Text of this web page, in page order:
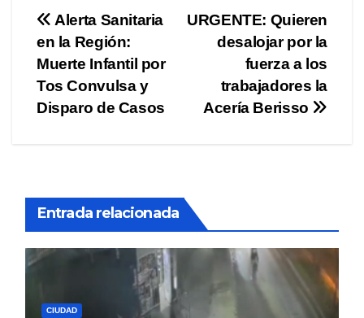
Navegación
de
entradas
URGENTE: Quieren
desalojar por la
fuerza a los
trabajadores la
Acería Berisso
Alerta Sanitaria
en la Región:
Muerte Infantil por
Tos Convulsa y
Disparo de Casos
Entrada relacionada
CIUDAD